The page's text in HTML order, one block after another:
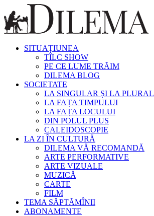
SITUAȚIUNEA
TÎLC SHOW
PE CE LUME TRĂIM
DILEMA BLOG
SOCIETATE
LA SINGULAR ȘI LA PLURAL
LA FAȚA TIMPULUI
LA FAȚA LOCULUI
DIN POLUL PLUS
CALEIDOSCOPIE
LA ZI ÎN CULTURĂ
DILEMA VĂ RECOMANDĂ
ARTE PERFORMATIVE
ARTE VIZUALE
MUZICĂ
CARTE
FILM
TEMA SĂPTĂMÎNII
ABONAMENTE